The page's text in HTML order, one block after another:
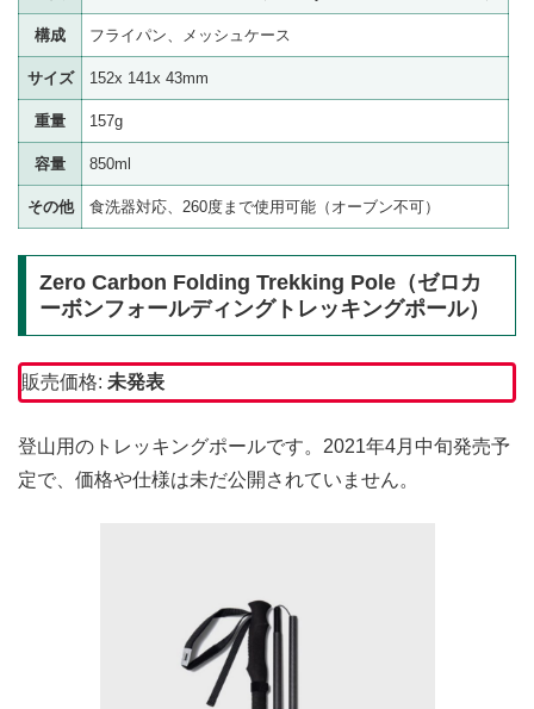
構成 フライパン、メッシュケース
サイズ 152x 141x 43mm
重量 157g
容量 850ml
その他 食洗器対応、260度まで使用可能（オーブン不可）
Zero Carbon Folding Trekking Pole（ゼロカ
ーボンフォールディングトレッキングポール）
販売価格: 未発表
登山用のトレッキングポールです。2021年4月中旬発売予
定で、価格や仕様は未だ公開されていません。